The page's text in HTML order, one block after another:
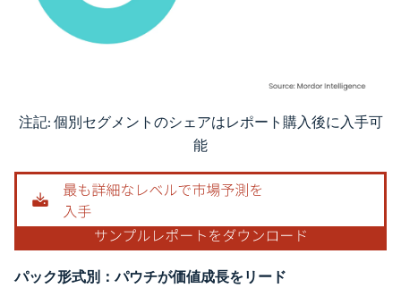
画像 © Mordor Intelligence。再利用にはCC BY 4.0の表示が必要です。
注記: 個別セグメントのシェアはレポート購入後に入手可
能
パック形式別：パウチが価値成長をリード